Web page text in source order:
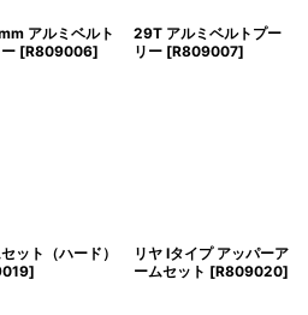
アルミベルト
[R809006]
29T アルミベルトプー
リー [R809007]
ット（ハード）
]
リヤ Iタイプ アッパーア
ームセット [R809020]